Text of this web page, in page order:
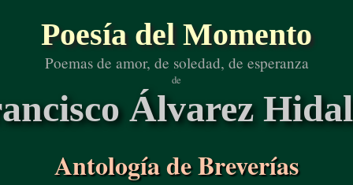
Poesía del Momento
Poemas de amor, de soledad, de esperanza
de
Álvarez
Antología de Breverías